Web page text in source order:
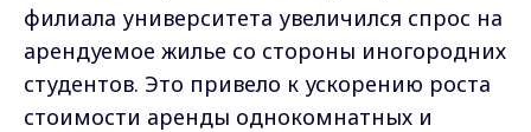
филиала университета увеличился спрос на
арендуемое жилье со стороны иногородних
студентов. Это привело к ускорению роста
стоимости аренды однокомнатных и